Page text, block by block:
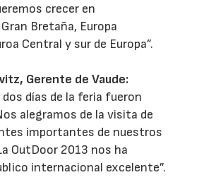
crecer en
Bretaña, Europa
Central y sur de Europa”.
Gerente de Vaude:
días de la feria fueron
alegramos de la visita de
importantes de nuestros
OutDoor 2013 nos ha
internacional excelente”.